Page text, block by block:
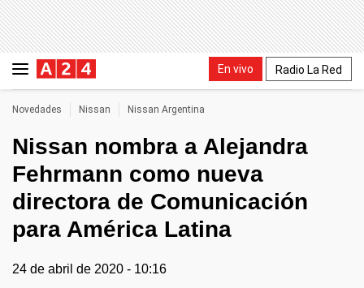
En vivo Radio La Red
Novedades Nissan Nissan Argentina
Nissan nombra a Alejandra
Fehrmann como nueva
directora de Comunicación
para América Latina
24 de abril de 2020 - 10:16